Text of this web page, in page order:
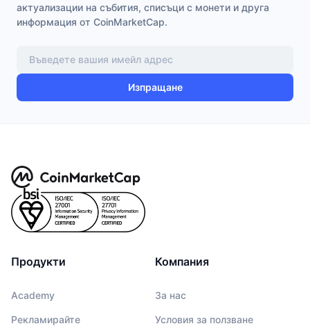
актуализации на събития, списъци с монети и друга
информация от CoinMarketCap.
Изпращане
Продукти
Academy
Рекламирайте
Компания
За нас
Условия за ползване